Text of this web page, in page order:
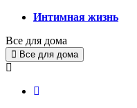
Интимная жизнь
Все для дома
Все для дома